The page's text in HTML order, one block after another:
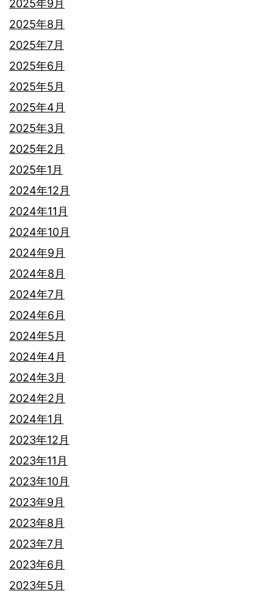
2025年9月
2025年8月
2025年7月
2025年6月
2025年5月
2025年4月
2025年3月
2025年2月
2025年1月
2024年12月
2024年11月
2024年10月
2024年9月
2024年8月
2024年7月
2024年6月
2024年5月
2024年4月
2024年3月
2024年2月
2024年1月
2023年12月
2023年11月
2023年10月
2023年9月
2023年8月
2023年7月
2023年6月
2023年5月